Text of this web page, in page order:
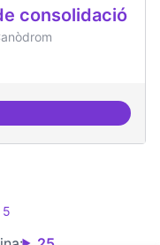
consolidació
com a espai de
5